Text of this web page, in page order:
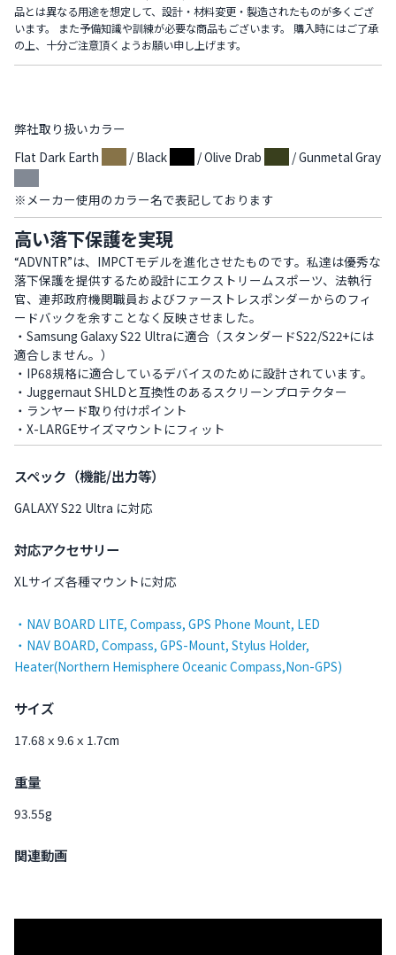
品とは異なる用途を想定して、設計・材料変更・製造されたものが多くござ
います。 また予備知識や訓練が必要な商品もございます。 購入時にはご了承
の上、十分ご注意頂くようお願い申し上げます。
弊社取り扱いカラー
Flat Dark Earth
/ Black / Olive Drab / Gunmetal Gray
※メーカー使用のカラー名で表記しております
高い落下保護を実現
“ADVNTR”は、IMPCTモデルを進化させたものです。私達は優秀な
落下保護を提供するため設計にエクストリームスポーツ、法執行
官、連邦政府機関職員およびファーストレスポンダーからのフィ
ードバックを余すことなく反映させました。
・Samsung Galaxy S22 Ultraに適合（スタンダードS22/S22+には
適合しません。）
・IP68規格に適合しているデバイスのために設計されています。
・Juggernaut SHLDと互換性のあるスクリーンプロテクター
・ランヤード取り付けポイント
・X-LARGEサイズマウントにフィット
スペック（機能/出力等）
GALAXY S22 Ultra に対応
対応アクセサリー
XLサイズ各種マウントに対応
・NAV BOARD LITE, Compass, GPS Phone Mount, LED
・NAV BOARD, Compass, GPS-Mount, Stylus Holder,
Heater(Northern Hemisphere Oceanic Compass,Non-GPS)
サイズ
17.68ｘ9.6ｘ1.7cm
重量
93.55g
関連動画